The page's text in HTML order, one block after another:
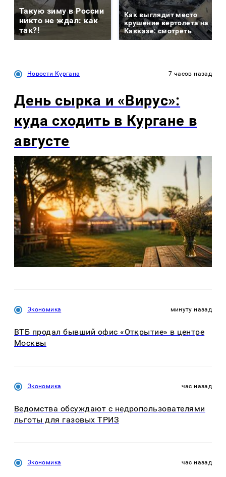
Такую зиму в России
никто не ждал: как
так?!
Как выглядит место
крушение вертолета на
Кавказе: смотреть
Новости Кургана 7 часов назад
День сырка и «Вирус»:
куда сходить в Кургане в
августе
Экономика минуту назад
ВТБ продал бывший офис «Открытие» в центре
Москвы
Экономика час назад
Ведомства обсуждают с недропользователями
льготы для газовых ТРИЗ
Экономика час назад